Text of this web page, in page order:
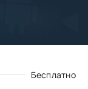
Бесплатно